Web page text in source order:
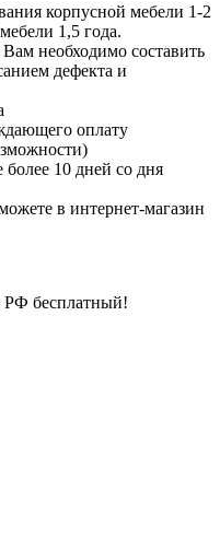
корпусной мебели 1-2
1,5 года.
необходимо составить
дефекта и
оплату
более 10 дней со дня
в интернет-магазин
РФ бесплатный!